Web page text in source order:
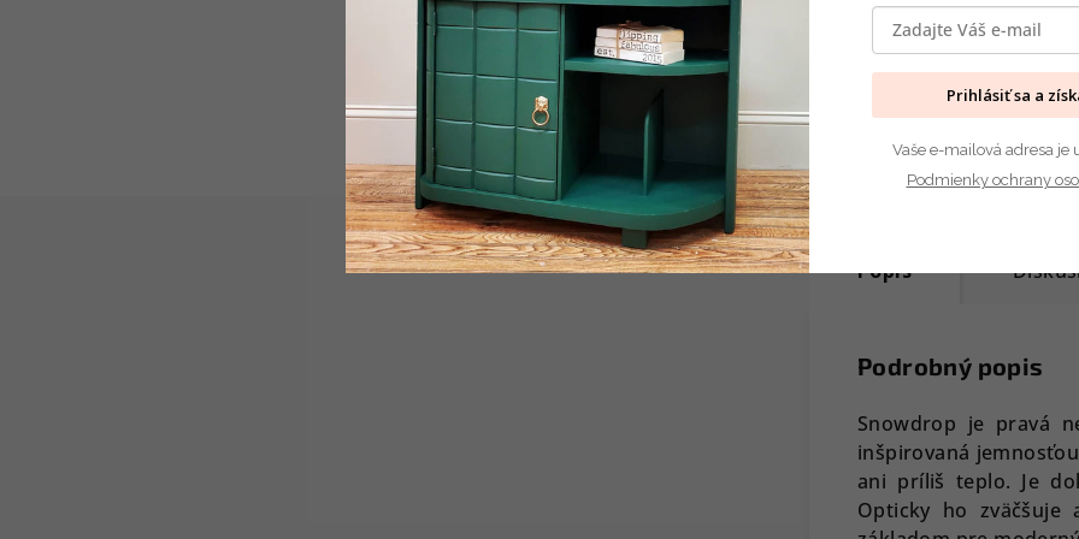
Všetky produkty Fusion™
neškodné, bezolovnaté,
zápachu a majú veľmi nízky
ľahko vyparovateľných
zlúčenín (VOC),
amoniak ani
Popis
Podrobný popis
Snowdrop je pravá
inšpirovaná
ani príliš teplo. Je
Opticky ho zväčšuje
Prihlásiť sa a
Vaše e-mailová adresa je
Podmienky ochrany